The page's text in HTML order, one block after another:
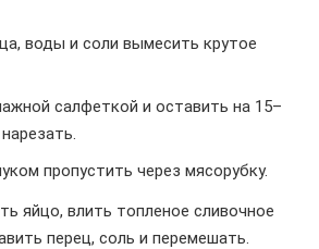
воды и соли вымесить крутое
салфеткой и оставить на 15–
пропустить через мясорубку.
яйцо, влить топленое сливочное
перец, соль и перемешать.